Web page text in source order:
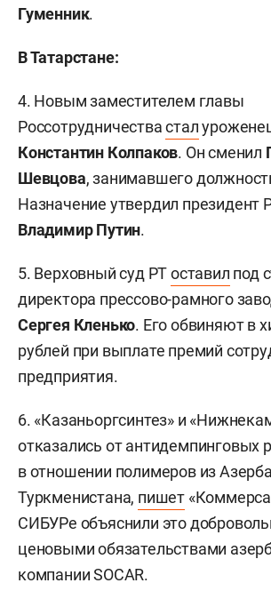
Гуменник.
В Татарстане:
4. Новым заместителем главы
Россотрудничествастал
Константин Колпаков. Он сменил
Шевцова, занимавшего
Назначение утвердил президент
Владимир Путин.
5. Верховный суд РТоставил под
директора прессово-рамного
Сергея Кленько. Его обвиняют в
рублей при выплате премий
предприятия.
6. «Казаньоргсинтез» и
отказались от антидемпинговых
в отношении полимеров из
Туркменистана, пишет
СИБУРе объяснили это
ценовыми обязательствами
компании SOCAR.